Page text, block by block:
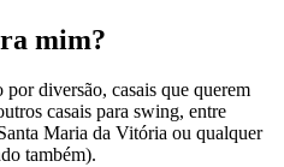
mim?
diversão, casais que querem
casais para swing, entre
Maria da Vitória ou qualquer
também).